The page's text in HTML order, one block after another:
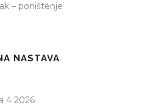
– poništenje
NASTAVA
4 2026